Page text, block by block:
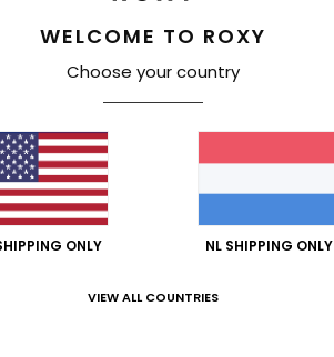
WELCOME TO ROXY
Choose your country
ONLY NL SHIPPING ONLY
VIEW ALL COUNTRIES